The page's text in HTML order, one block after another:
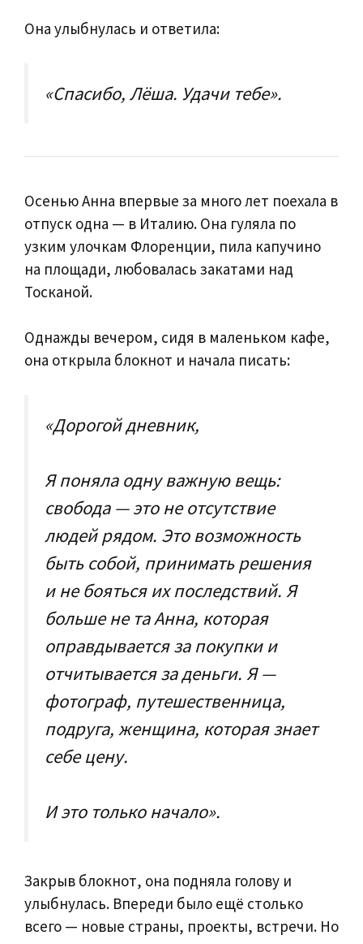
Она улыбнулась и ответила:
«Спасибо, Лёша. Удачи тебе».
Осенью Анна впервые за много лет поехала в
отпуск одна — в Италию. Она гуляла по
узким улочкам Флоренции, пила капучино
на площади, любовалась закатами над
Тосканой.
Однажды вечером, сидя в маленьком кафе,
она открыла блокнот и начала писать:
«Дорогой дневник,
Я поняла одну важную вещь:
свобода — это не отсутствие
людей рядом. Это возможность
быть собой, принимать решения
и не бояться их последствий. Я
больше не та Анна, которая
оправдывается за покупки и
отчитывается за деньги. Я —
фотограф, путешественница,
подруга, женщина, которая знает
себе цену.
И это только начало».
Закрыв блокнот, она подняла голову и
улыбнулась. Впереди было ещё столько
всего — новые страны, проекты, встречи. Но